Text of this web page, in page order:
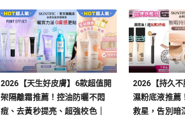
2026【天生好皮膚】6款超值開
架隔離霜推薦！控油防曬不悶
痘、去黃秒提亮、超強校色｜
2026【持久
濕粉底液推薦
救星，告別暗